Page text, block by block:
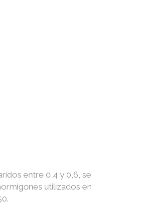
entre 0,4 y 0,6, se
utilizados en